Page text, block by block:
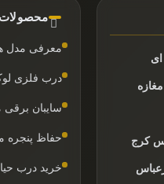
کرج
محصولات
معرفی مدل
درب فلزی
سایبان
حفاظ پنجره
خرید درب